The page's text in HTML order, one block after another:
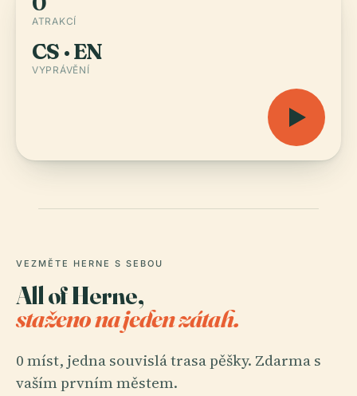
ATRAKCÍ
CS · EN
VYPRÁVĚNÍ
VEZMĚTE HERNE S SEBOU
All of Herne,
staženo na jeden zátah.
0 míst, jedna souvislá trasa pěšky. Zdarma s
vaším prvním městem.